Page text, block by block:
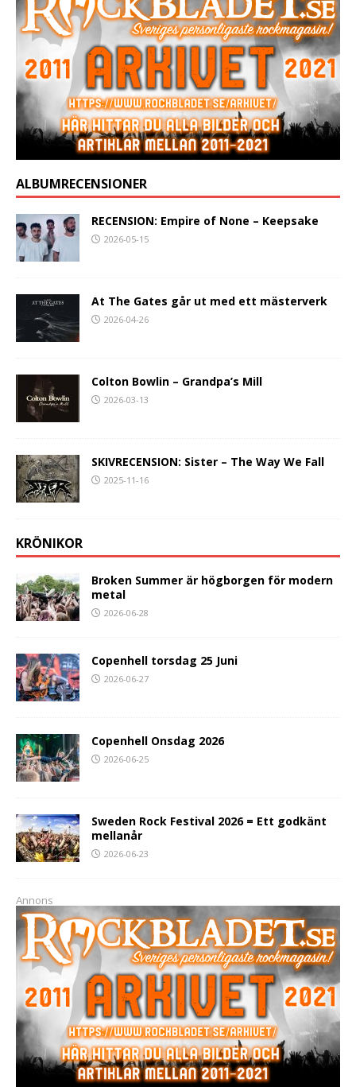
ALBUMRECENSIONER
RECENSION: Empire of None – Keepsake
2026-05-15
At The Gates går ut med ett mästerverk
2026-04-26
Colton Bowlin – Grandpa’s Mill
2026-03-13
SKIVRECENSION: Sister – The Way We Fall
2025-11-16
KRÖNIKOR
Broken Summer är högborgen för modern
metal
2026-06-28
Copenhell torsdag 25 Juni
2026-06-27
Copenhell Onsdag 2026
2026-06-25
Sweden Rock Festival 2026 = Ett godkänt
mellanår
2026-06-23
Annons